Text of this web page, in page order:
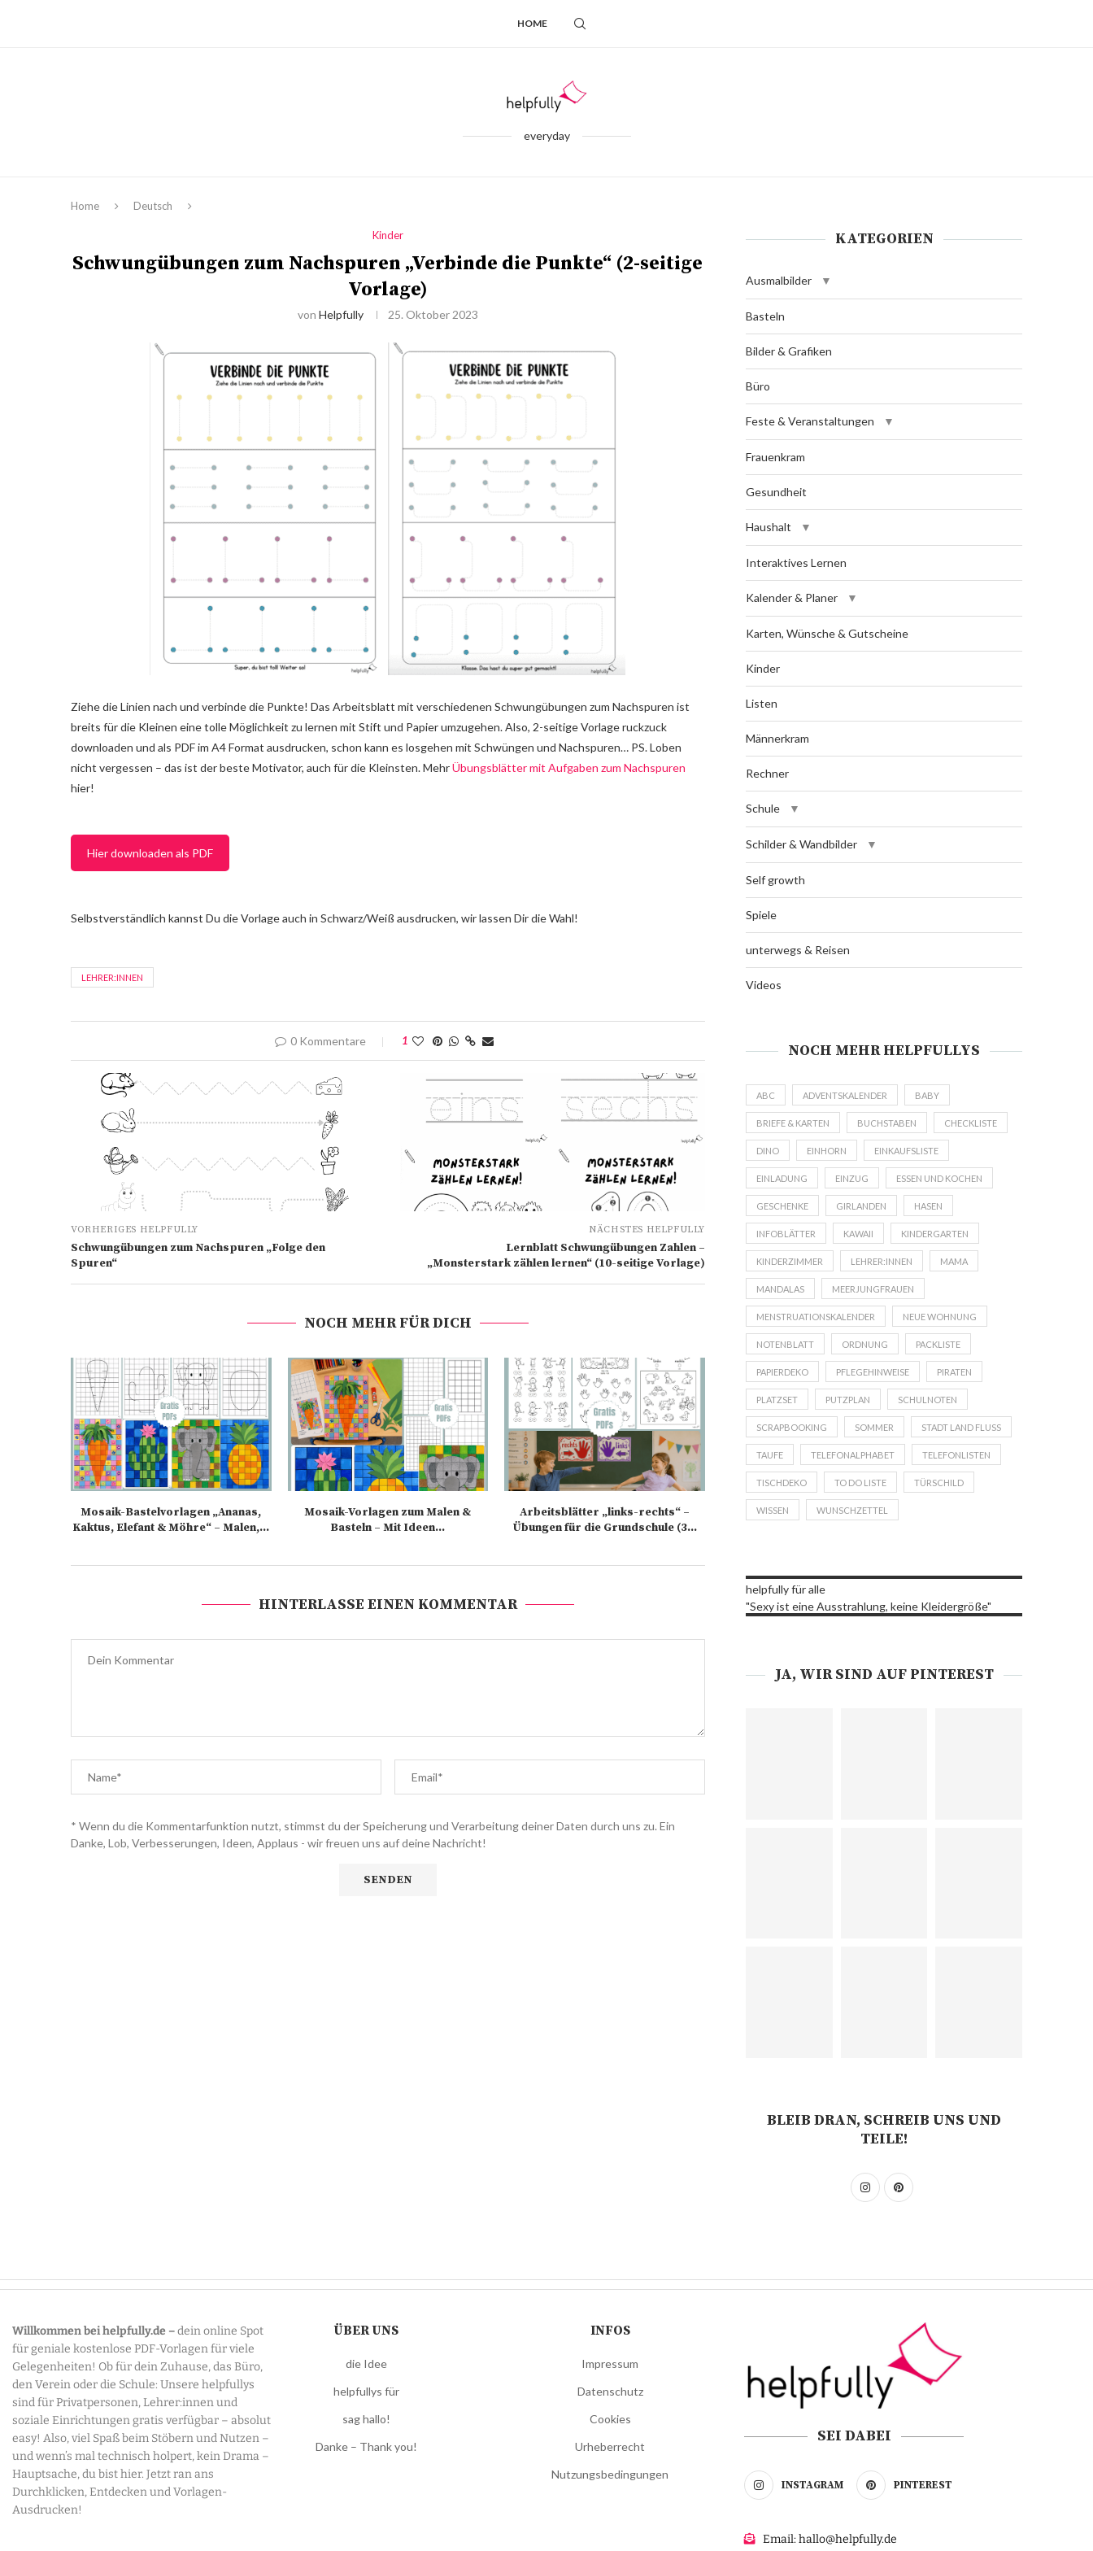
HOME
everyday
Home Deutsch
Kinder
Schwungübungen zum Nachspuren „Verbinde die Punkte“ (2-seitige
Vorlage)
von Helpfully 25. Oktober 2023
Ziehe die Linien nach und verbinde die Punkte! Das Arbeitsblatt mit verschiedenen Schwungübungen zum Nachspuren ist
breits für die Kleinen eine tolle Möglichkeit zu lernen mit Stift und Papier umzugehen. Also, 2-seitige Vorlage ruckzuck
downloaden und als PDF im A4 Format ausdrucken, schon kann es losgehen mit Schwüngen und Nachspuren… PS. Loben
nicht vergessen – das ist der beste Motivator, auch für die Kleinsten. MehrÜbungsblätter mit Aufgaben zum Nachspuren
hier!
Hier downloaden als PDF
Selbstverständlich kannst Du die Vorlage auch in Schwarz/Weiß ausdrucken, wir lassen Dir die Wahl!
LEHRER:INNEN
0 Kommentare 1
VORHERIGES HELPFULLY
Schwungübungen zum Nachspuren „Folge den
Spuren“
NÄCHSTES HELPFULLY
Lernblatt Schwungübungen Zahlen –
„Monsterstark zählen lernen“ (10-seitige Vorlage)
NOCH MEHR FÜR DICH
Mosaik-Bastelvorlagen „Ananas,
Kaktus, Elefant & Möhre“ – Malen,...
Mosaik-Vorlagen zum Malen &
Basteln – Mit Ideen...
Arbeitsblätter „links-rechts“ –
Übungen für die Grundschule (3...
HINTERLASSE EINEN KOMMENTAR
* Wenn du die Kommentarfunktion nutzt, stimmst du der Speicherung und Verarbeitung deiner Daten durch uns zu. Ein
Danke, Lob, Verbesserungen, Ideen, Applaus - wir freuen uns auf deine Nachricht!
KATEGORIEN
Ausmalbilder
Basteln
Bilder & Grafiken
Büro
Feste & Veranstaltungen
Frauenkram
Gesundheit
Haushalt
Interaktives Lernen
Kalender & Planer
Karten, Wünsche & Gutscheine
Kinder
Listen
Männerkram
Rechner
Schule
Schilder & Wandbilder
Self growth
Spiele
unterwegs & Reisen
Videos
NOCH MEHR HELPFULLYS
ABC ADVENTSKALENDER BABY
BRIEFE & KARTEN BUCHSTABEN CHECKLISTE
DINO EINHORN EINKAUFSLISTE
EINLADUNG EINZUG ESSEN UND KOCHEN
GESCHENKE GIRLANDEN HASEN
INFOBLÄTTER KAWAII KINDERGARTEN
KINDERZIMMER LEHRER:INNEN MAMA
MANDALAS MEERJUNGFRAUEN
MENSTRUATIONSKALENDER NEUE WOHNUNG
NOTENBLATT ORDNUNG PACKLISTE
PAPIERDEKO PFLEGEHINWEISE PIRATEN
PLATZSET PUTZPLAN SCHULNOTEN
SCRAPBOOKING SOMMER STADT LAND FLUSS
TAUFE TELEFONALPHABET TELEFONLISTEN
TISCHDEKO TO DO LISTE TÜRSCHILD
WISSEN WUNSCHZETTEL
helpfully für alle
"Sexy ist eine Ausstrahlung, keine Kleidergröße"
JA, WIR SIND AUF PINTEREST
BLEIB DRAN, SCHREIB UNS UND
TEILE!
Willkommen bei helpfully.de –dein online Spot
für geniale kostenlose PDF-Vorlagen für viele
Gelegenheiten! Ob für dein Zuhause, das Büro,
den Verein oder die Schule: Unsere helpfullys
sind für Privatpersonen, Lehrer:innen und
soziale Einrichtungen gratis verfügbar – absolut
easy! Also, viel Spaß beim Stöbern und Nutzen –
und wenn’s mal technisch holpert, kein Drama –
Hauptsache, du bist hier. Jetzt ran ans
Durchklicken, Entdecken und Vorlagen-
Ausdrucken!
ÜBER UNS
die Idee
helpfullys für
sag hallo!
Danke – Thank you!
INFOS
Impressum
Datenschutz
Cookies
Urheberrecht
Nutzungsbedingungen
SEI DABEI
INSTAGRAM PINTEREST
Email: hallo@helpfully.de